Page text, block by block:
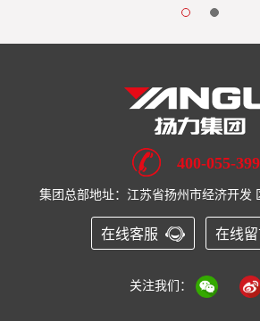
400-055-
集团总部地址：江苏省扬州市经济开发
在线客服 在线
关注我们：